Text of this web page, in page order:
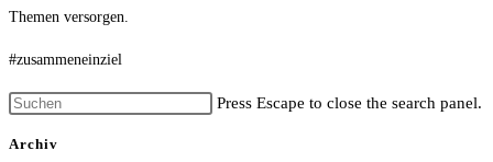
Themen versorgen.
#zusammeneinziel
Press Escape to close the search panel.
Archiv